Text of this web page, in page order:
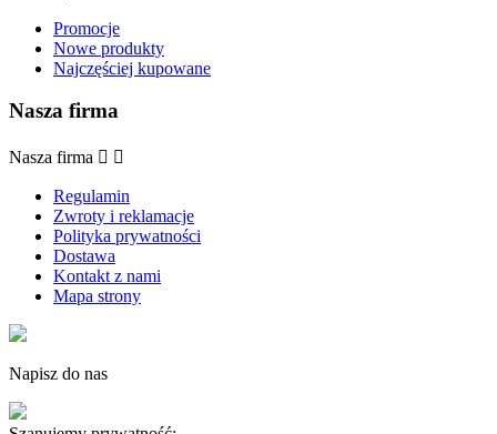
Promocje
Nowe produkty
Najczęściej kupowane
Nasza firma
Nasza firma  
Regulamin
Zwroty i reklamacje
Polityka prywatności
Dostawa
Kontakt z nami
Mapa strony
Napisz do nas